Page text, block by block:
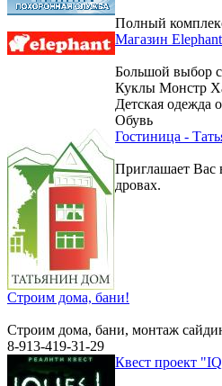
Полный
Магазин
Большой выбор
Куклы Монстр
Детская одежда
Обувь
Гостиница -
Приглашает Вас
дровах.
Строим дома, бани!
Строим дома, бани, монтаж
8-913-419-31-29
Квест проект